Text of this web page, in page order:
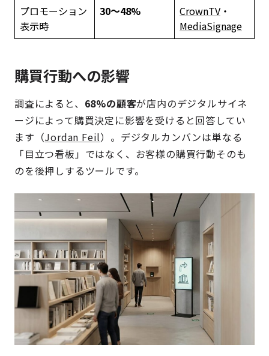
プロモーション
表示時
30〜48% CrownTV ・
MediaSignage
購買行動への影響
調査によると、 68%の顧客が店内のデジタルサイネ
ージによって購買決定に影響を受けると回答してい
ます（Jordan Feil）。デジタルカンバンは単なる
「目立つ看板」ではなく、お客様の購買行動そのも
のを後押しするツールです。